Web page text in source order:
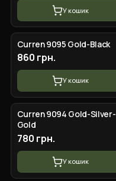
У кошик
Curren 9095 Gold-Black
860 грн.
У кошик
Сurren 9094 Gold-Silver-
Gold
780 грн.
У кошик